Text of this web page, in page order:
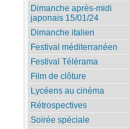
Dimanche après-midi
japonais 15/01/24
Dimanche italien
Festival méditerranéen
Festival Télérama
Film de clôture
Lycéens au cinéma
Rétrospectives
Soirée spéciale